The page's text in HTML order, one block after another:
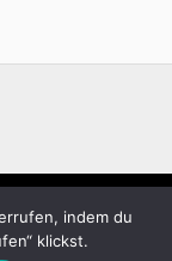
indem du
klickst.